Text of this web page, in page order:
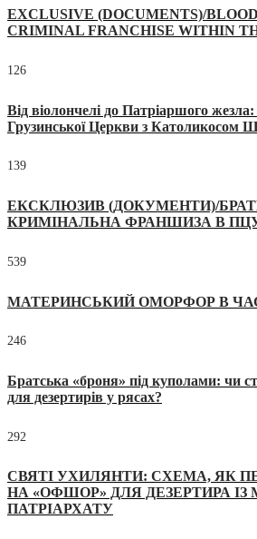
EXCLUSIVE (DOCUMENTS)/
CRIMINAL FRANCHISE WITHIN
126
Від віолончелі до Патріаршого
Грузинської Церкви з Католикосом
139
ЕКСКЛЮЗИВ (ДОКУМЕНТИ)/
КРИМІНАЛЬНА ФРАНШИЗА В
539
МАТЕРИНСЬКИЙ ОМОРФОР В ЧАС
246
Братська «броня» під куполами: чи
для дезертирів у рясах?
292
СВЯТІ УХИЛЯНТИ: СХЕМА, ЯК
НА «ОФШОР» ДЛЯ ДЕЗЕРТИРА
ПАТРІАРХАТУ